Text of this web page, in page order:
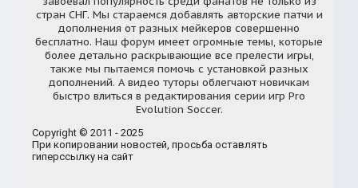
стран СНГ. Мы стараемся добавлять авторские патчи и
дополнения от разных мейкеров совершенно
бесплатно. Наш форум имеет огромные темы, которые
более детально раскрывающие все прелести игры,
также мы пытаемся помочь с установкой разных
дополнений. А видео туторы облегчают новичкам
быстро влиться в редактирования серии игр Pro
Evolution Soccer.
Copyright © 2011 - 2025
При копировании новостей, просьба оставлять
гиперссылку на сайт